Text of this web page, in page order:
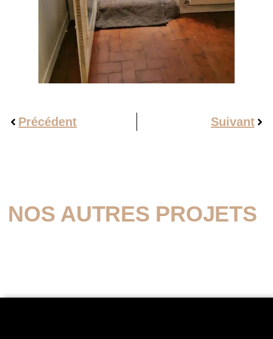
Précédent Suivant
NOS AUTRES PROJETS